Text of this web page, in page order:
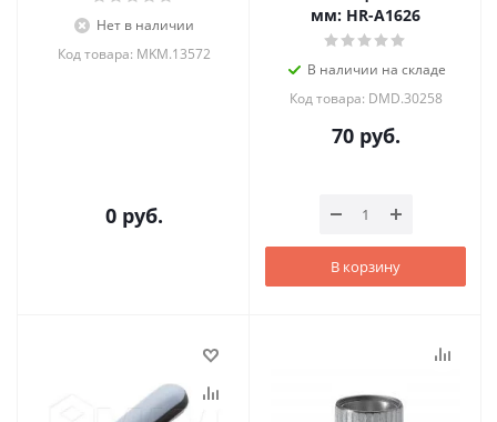
Нет в наличии
Код товара: MKM.13572
0 руб.
мм: HR-A1626
В наличии на складе
Код товара: DMD.30258
70руб.
В корзину